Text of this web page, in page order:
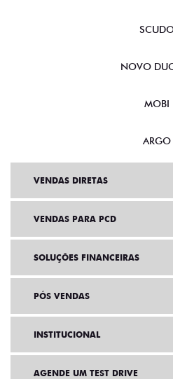
NOVO
MOBI
ARGO
VENDAS DIRETAS
VENDAS PARA PCD
SOLUÇÕES FINANCEIRAS
PÓS VENDAS
INSTITUCIONAL
AGENDE UM TEST DRIVE